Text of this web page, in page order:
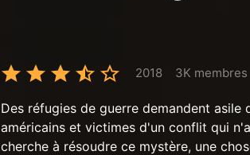
2018 3K membres
Des réfugies de guerre demandent
américains et victimes d'un conflit qui
cherche à résoudre ce mystère, une